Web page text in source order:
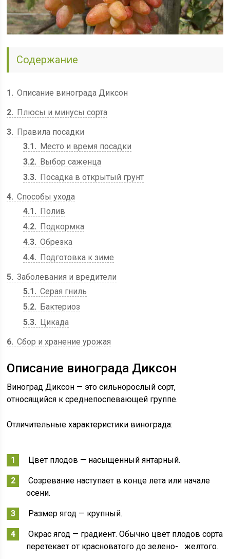
Содержание
1
Описание винограда Диксон
2
Плюсы и минусы сорта
3
Правила посадки
3.1
Место и время посадки
3.2
Выбор саженца
3.3
Посадка в открытый грунт
4 Способы ухода
4.1
Полив
4.2
Подкормка
4.3 Обрезка
4.4
Подготовка к зиме
5 Заболевания и вредители
5.1
Серая гниль
5.2
Бактериоз
5.3
Цикада
6 Сбор и хранение урожая
Описание винограда Диксон
Виноград Диксон — это сильнорослый сорт,
относящийся к среднепоспевающей группе.
Отличительные характеристики винограда:
Цвет плодов — насыщенный янтарный.
Созревание наступает в конце лета или начале
осени.
Размер ягод — крупный.
Окрас ягод — градиент. Обычно цвет плодов сорта
перетекает от красноватого до зелено- желтого.